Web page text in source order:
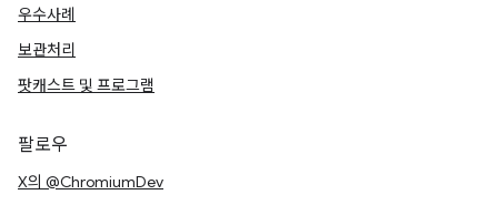
우수사례
보관처리
팟캐스트 및 프로그램
팔로우
X의 @ChromiumDev